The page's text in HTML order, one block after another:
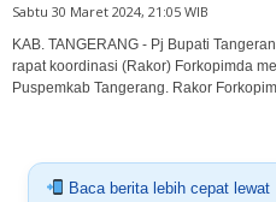
Sabtu 30 Maret 2024, 21:05 WIB
KAB. TANGERANG - Pj Bupati
rapat koordinasi (Rakor) Forkopimda
Puspemkab Tangerang. Rakor
Baca berita lebih cepat lewat